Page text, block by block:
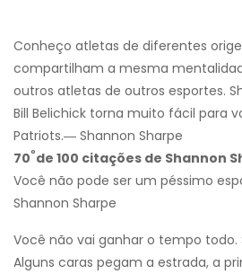
Conheço atletas de diferentes
compartilham a mesma
outros atletas de outros esportes.
Bill Belichick torna muito fácil para
Patriots.― Shannon Sharpe
70ºde 100 citações de Shannon
Você não pode ser um péssimo
Shannon Sharpe
Você não vai ganhar o tempo todo.
Alguns caras pegam a estrada, a